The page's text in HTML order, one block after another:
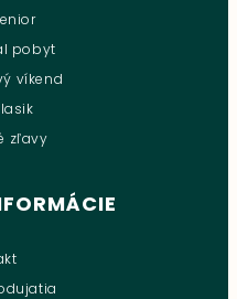
pobyt
víkend
zľavy